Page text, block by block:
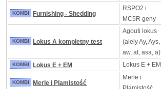
KOMBI Furnishing - Shedding
RSPO2 i
MC5R geny
KOMBI Lokus A kompletny test
Agouti lokus
(alely Ay, Ays,
aw, at, asa, a)
KOMBI Lokus E + EM Lokus E + EM
KOMBI Merle i Plamistość
Merle i